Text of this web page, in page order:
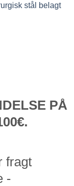
stål belagt
PÅ
fragt
-